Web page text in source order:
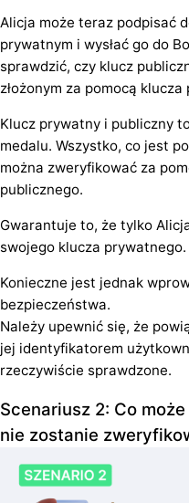
Alicja może teraz podpisać
prywatnym i wysłać go do
sprawdzić, czy klucz
złożonym za pomocą
Klucz prywatny i publiczny
medalu. Wszystko, co jest
można zweryfikować za
publicznego.
Gwarantuje to, że tylko
swojego klucza prywatnego.
Konieczne jest jednak
bezpieczeństwa.
Należy upewnić się, że
jej identyfikatorem
rzeczywiście sprawdzone.
Scenariusz 2: Co
nie zostanie